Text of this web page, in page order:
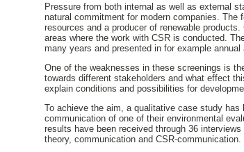
Pressure from both internal as well as external
natural commitment for modern companies. The
resources and a producer of renewable
areas where the work with CSR is conducted.
many years and presented in for example annual
One of the weaknesses in these screenings is
towards different stakeholders and what effect
explain conditions and possibilities for
To achieve the aim, a qualitative case study
communication of one of their environmental
results have been received through 36
theory, communication and CSR-communication.